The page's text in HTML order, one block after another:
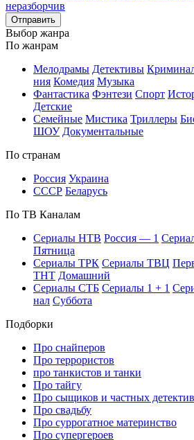
Отправить
Вы­бор жан­ра
По жан­рам
Ме­ло­дра­мы Де­тек­ти­вы
ния Ко­ме­дия Му­зы­ка
Фан­та­сти­ка Фэн­те­зи Спорт
Дет­ские
Се­мей­ные Мис­ти­ка Трил­ле­ры
ШОУ До­ку­мен­таль­ные
По стра­нам
Рос­сия Ук­раи­на
СССР Бе­ла­русь
По ТВ Ка­на­лам
Се­риа­лы НТВ Рос­сия — 1
Пят­ни­ца
Се­риа­лы ТРК Се­риа­лы ТВЦ
ТНТ До­маш­ний
Се­риа­лы СТБ Се­риа­лы 1 + 1
нал Суб­бо­та
Подборки
Про снайперов
Про террористов
про танкистов и танки
Про тайгу
Про сыщиков и частных
Про свадьбу
Про суррогатное материнство
Про супергероев